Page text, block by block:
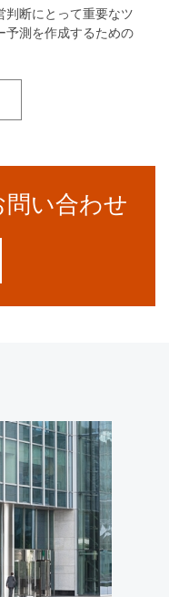
判断にとって重要なツ
予測を作成するための
い合わせ